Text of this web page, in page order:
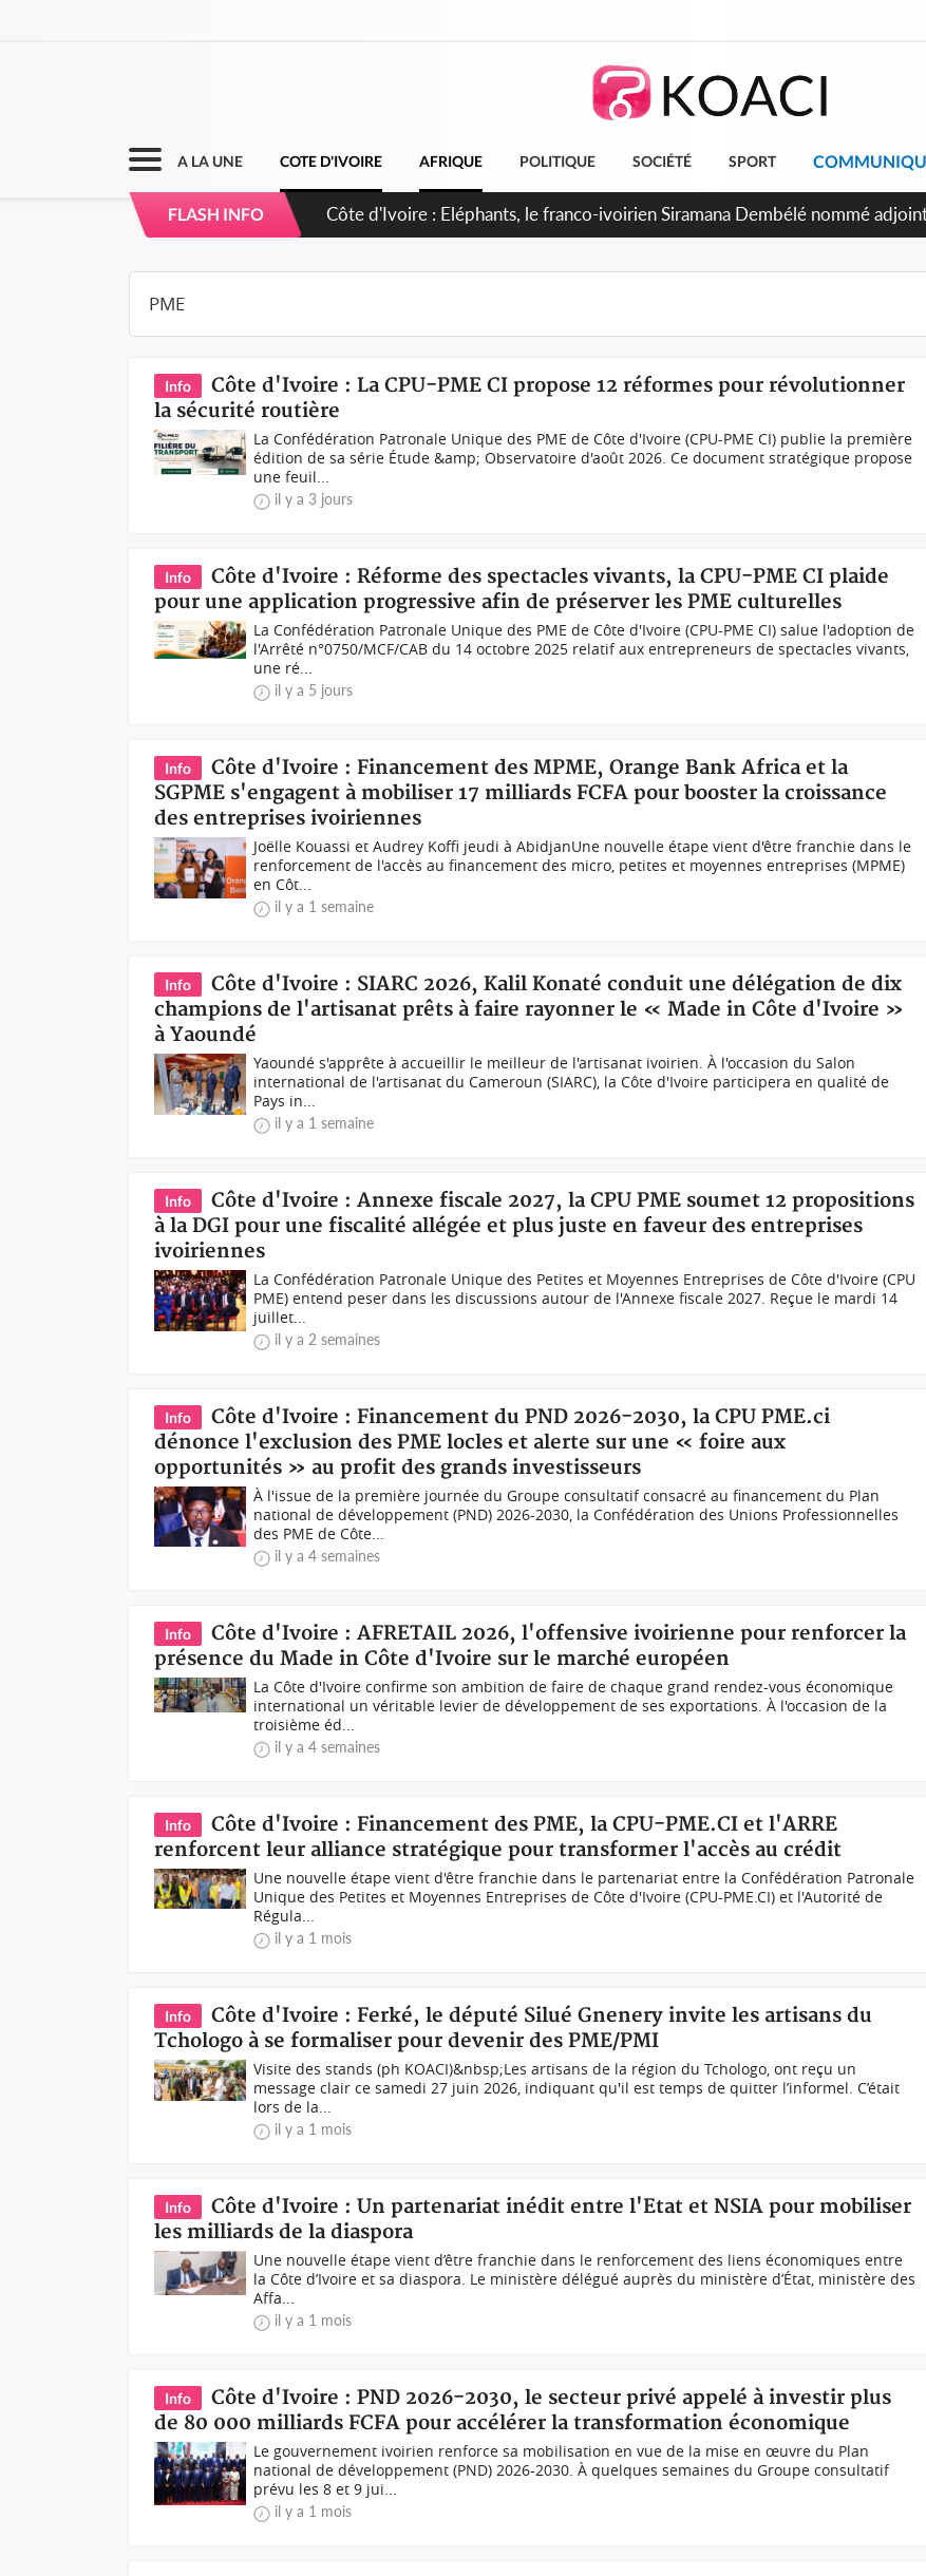
A LA UNE COTE D'IVOIRE AFRIQUE POLITIQUE SOCIÉTÉ SPORT
FLASH INFO Cameroun : 5 combattants séparatistes neutralisés, le Mindef dément les
Info
Côte d'Ivoire : La CPU-PME CI propose 12 réformes pour révolutionner
la sécurité routière
La Confédération Patronale Unique des PME de Côte d'Ivoire (CPU-PME CI) publie la première
édition de sa série Étude &amp; Observatoire d'août 2026. Ce document stratégique propose
une feuil...
il y a 3 jours
Info
Côte d'Ivoire : Réforme des spectacles vivants, la CPU-PME CI plaide
pour une application progressive afin de préserver les PME culturelles
La Confédération Patronale Unique des PME de Côte d'Ivoire (CPU-PME CI) salue l'adoption de
l'Arrêté n°0750/MCF/CAB du 14 octobre 2025 relatif aux entrepreneurs de spectacles vivants,
une ré...
il y a 5 jours
Info
Côte d'Ivoire : Financement des MPME, Orange Bank Africa et la
SGPME s'engagent à mobiliser 17 milliards FCFA pour booster la croissance
des entreprises ivoiriennes
Joëlle Kouassi et Audrey Koffi jeudi à AbidjanUne nouvelle étape vient d'être franchie dans le
renforcement de l'accès au financement des micro, petites et moyennes entreprises (MPME)
en Côt...
il y a 1 semaine
Info
Côte d'Ivoire : SIARC 2026, Kalil Konaté conduit une délégation de dix
champions de l'artisanat prêts à faire rayonner le « Made in Côte d'Ivoire »
à Yaoundé
Yaoundé s'apprête à accueillir le meilleur de l'artisanat ivoirien. À l'occasion du Salon
international de l'artisanat du Cameroun (SIARC), la Côte d'Ivoire participera en qualité de
Pays in...
il y a 1 semaine
Info
Côte d'Ivoire : Annexe fiscale 2027, la CPU PME soumet 12 propositions
à la DGI pour une fiscalité allégée et plus juste en faveur des entreprises
ivoiriennes
La Confédération Patronale Unique des Petites et Moyennes Entreprises de Côte d'Ivoire (CPU
PME) entend peser dans les discussions autour de l'Annexe fiscale 2027. Reçue le mardi 14
juillet...
il y a 2 semaines
Info
Côte d'Ivoire : Financement du PND 2026-2030, la CPU PME.ci
dénonce l'exclusion des PME locles et alerte sur une « foire aux
opportunités » au profit des grands investisseurs
À l'issue de la première journée du Groupe consultatif consacré au financement du Plan
national de développement (PND) 2026-2030, la Confédération des Unions Professionnelles
des PME de Côte...
il y a 4 semaines
Info
Côte d'Ivoire : AFRETAIL 2026, l'offensive ivoirienne pour renforcer la
présence du Made in Côte d'Ivoire sur le marché européen
La Côte d'Ivoire confirme son ambition de faire de chaque grand rendez-vous économique
international un véritable levier de développement de ses exportations. À l'occasion de la
troisième éd...
il y a 4 semaines
Info
Côte d'Ivoire : Financement des PME, la CPU-PME.CI et l'ARRE
renforcent leur alliance stratégique pour transformer l'accès au crédit
Une nouvelle étape vient d'être franchie dans le partenariat entre la Confédération Patronale
Unique des Petites et Moyennes Entreprises de Côte d'Ivoire (CPU-PME.CI) et l'Autorité de
Régula...
il y a 1 mois
Info
Côte d'Ivoire : Ferké, le député Silué Gnenery invite les artisans du
Tchologo à se formaliser pour devenir des PME/PMI
Visite des stands (ph KOACI)&nbsp;Les artisans de la région du Tchologo, ont reçu un
message clair ce samedi 27 juin 2026, indiquant qu'il est temps de quitter l’informel. C’était
lors de la...
il y a 1 mois
Info
Côte d'Ivoire : Un partenariat inédit entre l'Etat et NSIA pour mobiliser
les milliards de la diaspora
Une nouvelle étape vient d’être franchie dans le renforcement des liens économiques entre
la Côte d’Ivoire et sa diaspora. Le ministère délégué auprès du ministère d’État, ministère des
Affa...
il y a 1 mois
Info
Côte d'Ivoire : PND 2026-2030, le secteur privé appelé à investir plus
de 80 000 milliards FCFA pour accélérer la transformation économique
Le gouvernement ivoirien renforce sa mobilisation en vue de la mise en œuvre du Plan
national de développement (PND) 2026-2030. À quelques semaines du Groupe consultatif
prévu les 8 et 9 jui...
il y a 1 mois